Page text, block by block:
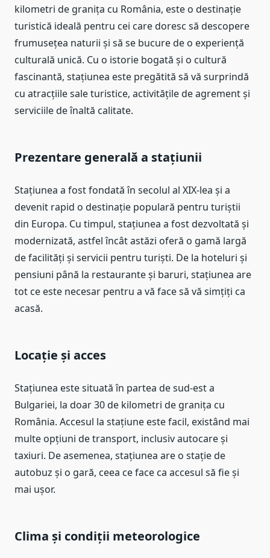
kilometri de granița cu România, este o destinație
turistică ideală pentru cei care doresc să descopere
frumusețea naturii și să se bucure de o experiență
culturală unică. Cu o istorie bogată și o cultură
fascinantă, stațiunea este pregătită să vă surprindă
cu atracțiile sale turistice, activitățile de agrement și
serviciile de înaltă calitate.
Prezentare generală a stațiunii
Stațiunea a fost fondată în secolul al XIX-lea și a
devenit rapid o destinație populară pentru turiștii
din Europa. Cu timpul, stațiunea a fost dezvoltată și
modernizată, astfel încât astăzi oferă o gamă largă
de facilități și servicii pentru turiști. De la hoteluri și
pensiuni până la restaurante și baruri, stațiunea are
tot ce este necesar pentru a vă face să vă simțiți ca
acasă.
Locație și acces
Stațiunea este situată în partea de sud-est a
Bulgariei, la doar 30 de kilometri de granița cu
România. Accesul la stațiune este facil, existând mai
multe opțiuni de transport, inclusiv autocare și
taxiuri. De asemenea, stațiunea are o stație de
autobuz și o gară, ceea ce face ca accesul să fie și
mai ușor.
Clima și condiții meteorologice